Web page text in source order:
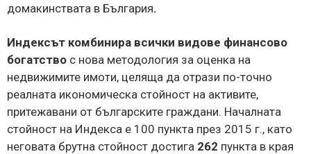
домакинствата в България.
Индексът комбинира всички видове финансово
богатство с нова методология за оценка на
недвижимите имоти, целяща да отрази по-точно
реалната икономическа стойност на активите,
притежавани от българските граждани. Началната
стойност на Индекса е 100 пункта през 2015 г., като
неговата брутна стойност достига 262 пункта в края